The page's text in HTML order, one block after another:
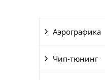
Аэрографика
Чип-тюнинг